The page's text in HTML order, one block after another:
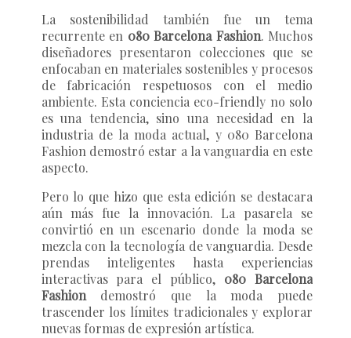
La sostenibilidad también fue un tema
recurrente en 080 Barcelona Fashion. Muchos
diseñadores presentaron colecciones que se
enfocaban en materiales sostenibles y procesos
de fabricación respetuosos con el medio
ambiente. Esta conciencia eco-friendly no solo
es una tendencia, sino una necesidad en la
industria de la moda actual, y 080 Barcelona
Fashion demostró estar a la vanguardia en este
aspecto.
Pero lo que hizo que esta edición se destacara
aún más fue la innovación. La pasarela se
convirtió en un escenario donde la moda se
mezcla con la tecnología de vanguardia. Desde
prendas inteligentes hasta experiencias
interactivas para el público, 080 Barcelona
Fashion demostró que la moda puede
trascender los límites tradicionales y explorar
nuevas formas de expresión artística.